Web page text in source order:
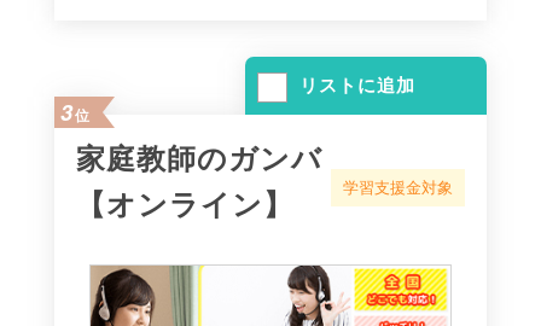
リストに追加
3位
家庭教師のガンバ
【オンライン】
学習支援金対象